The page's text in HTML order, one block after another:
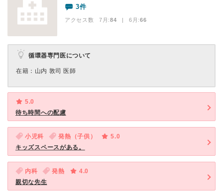
3件
アクセス数 7月:84 | 6月:66
循環器専門医について
在籍：山内 敦司 医師
5.0
待ち時間への配慮
小児科 発熱（子供）
5.0
キッズスペースがある。
内科 発熱
4.0
親切な先生